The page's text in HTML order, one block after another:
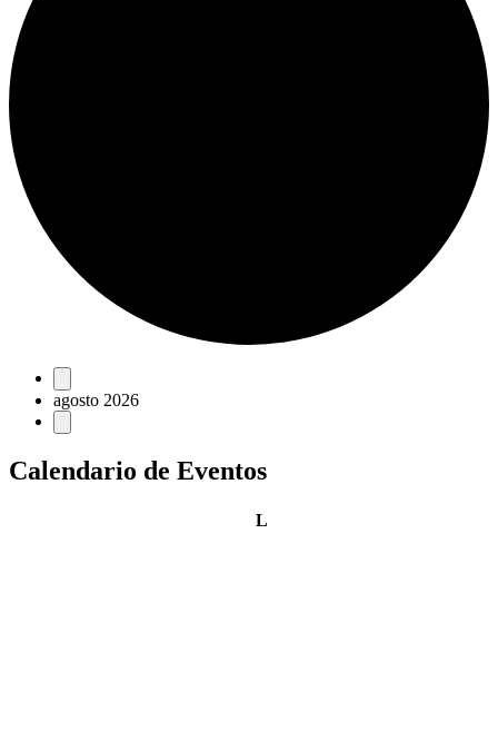
Eventos
agosto 2026
Calendario de Eventos
Llunes